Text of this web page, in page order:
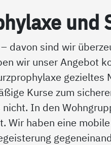
und
davon sind wir
wir unser Angebot
Kurse zum
In den
Wir haben eine